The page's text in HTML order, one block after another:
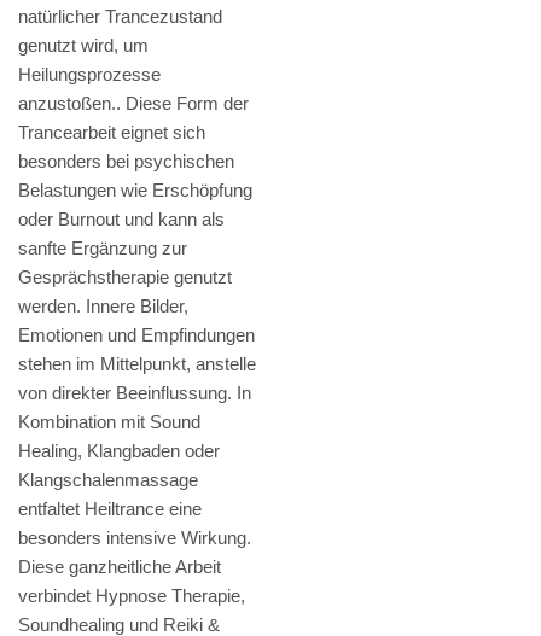
natürlicher Trancezustand
genutzt wird, um
Heilungsprozesse
anzustoßen.. Diese Form der
Trancearbeit eignet sich
besonders bei psychischen
Belastungen wie Erschöpfung
oder Burnout und kann als
sanfte Ergänzung zur
Gesprächstherapie genutzt
werden. Innere Bilder,
Emotionen und Empfindungen
stehen im Mittelpunkt, anstelle
von direkter Beeinflussung. In
Kombination mit Sound
Healing, Klangbaden oder
Klangschalenmassage
entfaltet Heiltrance eine
besonders intensive Wirkung.
Diese ganzheitliche Arbeit
verbindet Hypnose Therapie,
Soundhealing und Reiki &